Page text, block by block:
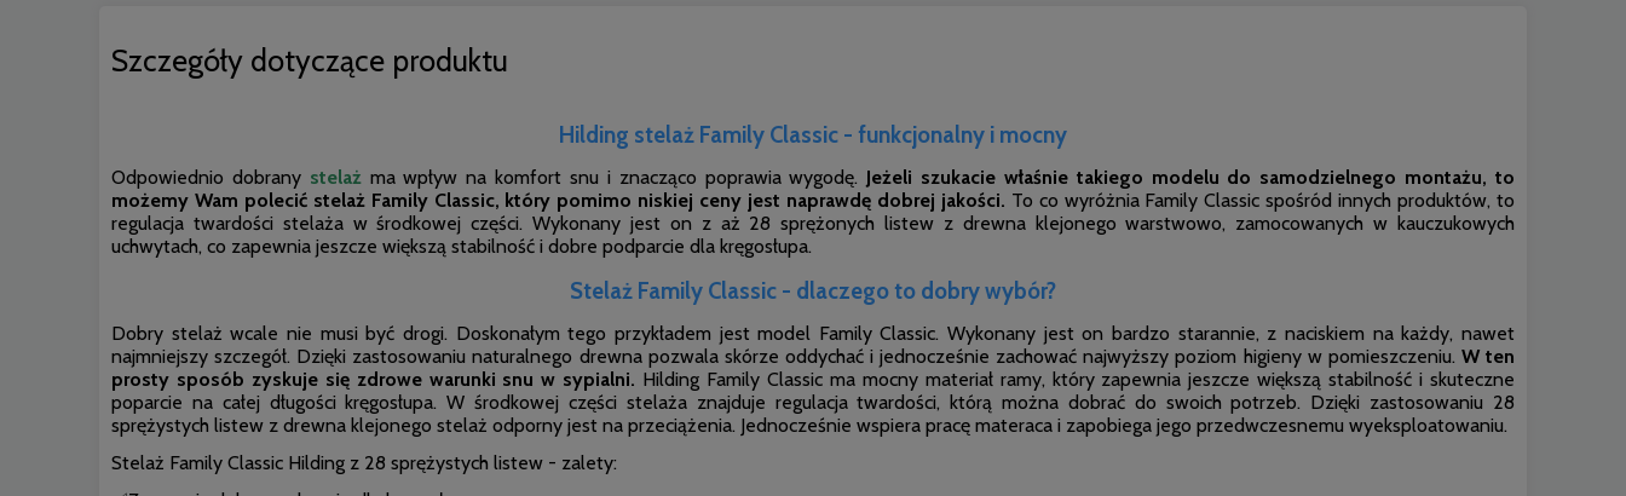
Szczegóły dotyczące produktu
Hilding stelaż Family Classic - funkcjonalny i mocny
Odpowiednio dobrany stelażma wpływ na komfort snu i znacząco poprawia wygodę. Jeżeli szukacie właśnie takiego modelu do samodzielnego montażu, to
możemy Wam polecić stelaż Family Classic, który pomimo niskiej ceny jest naprawdę dobrej jakości. To co wyróżnia Family Classic spośród innych produktów, to
regulacja twardości stelaża w środkowej części. Wykonany jest on z aż 28 sprężonych listew z drewna klejonego warstwowo, zamocowanych w kauczukowych
uchwytach, co zapewnia jeszcze większą stabilność i dobre podparcie dla kręgosłupa.
Stelaż Family Classic - dlaczego to dobry wybór?
Dobry stelaż wcale nie musi być drogi. Doskonałym tego przykładem jest model Family Classic. Wykonany jest on bardzo starannie, z naciskiem na każdy, nawet
najmniejszy szczegół. Dzięki zastosowaniu naturalnego drewna pozwala skórze oddychać i jednocześnie zachować najwyższy poziom higieny w pomieszczeniu. W ten
prosty sposób zyskuje się zdrowe warunki snu w sypialni. Hilding Family Classic ma mocny materiał ramy, który zapewnia jeszcze większą stabilność i skuteczne
poparcie na całej długości kręgosłupa. W środkowej części stelaża znajduje regulacja twardości, którą można dobrać do swoich potrzeb. Dzięki zastosowaniu 28
sprężystych listew z drewna klejonego stelaż odporny jest na przeciążenia. Jednocześnie wspiera pracę materaca i zapobiega jego przedwczesnemu wyeksploatowaniu.
Stelaż Family Classic Hilding z 28 sprężystych listew - zalety: